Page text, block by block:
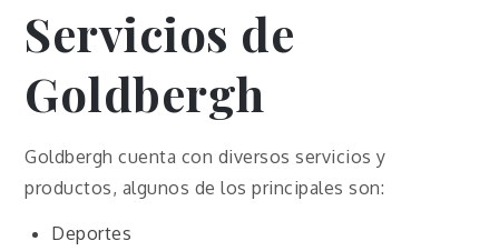
Servicios de
Goldbergh
Goldbergh cuenta con diversos servicios y
productos, algunos de los principales son:
Deportes